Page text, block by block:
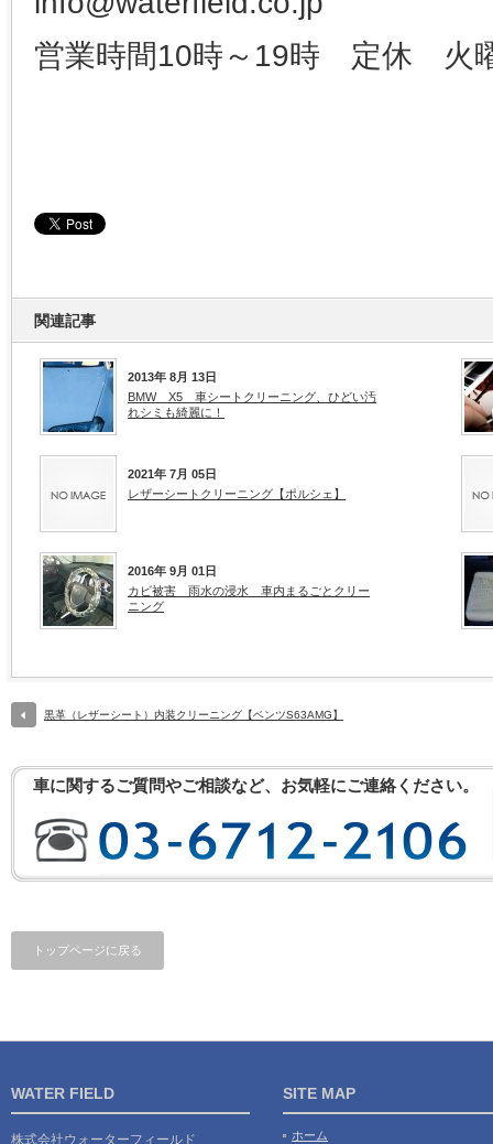
営業時間10時～19時 定休 火
関連記事
2013年 8月 13日
BMW X5 車シートクリーニング、ひどい汚
れシミも綺麗に！
2021年 7月 05日
レザーシートクリーニング【ポルシェ】
2016年 9月 01日
カビ被害 雨水の浸水 車内まるごとクリー
ニング
黒革（レザーシート）内装クリーニング【ベンツS63AMG】
車に関するご質問やご相談など、お気軽にご連絡ください。
トップページに戻る
WATER FIELD
株式会社ウォーターフィールド
SITE MAP
ホーム